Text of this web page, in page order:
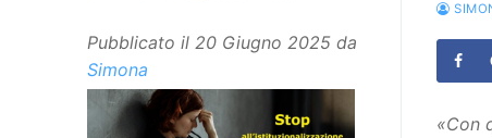
«Con
Pubblicato il 20 Giugno 2025 da
Simona